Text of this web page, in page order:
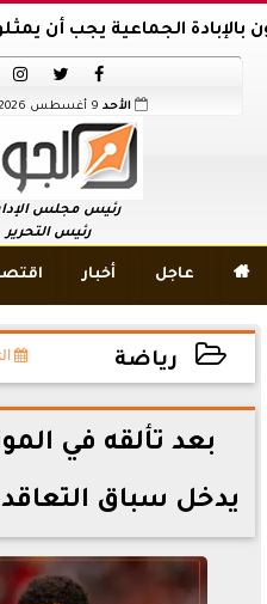
الجماعية يجب أن يمثلوا أمام



الأحد
رئيس مجلس
رئيس التحرير
 عاجل أخبار
رياضة
2026-06-30 17:16:21
بعد تألقه في
يدخل سباق